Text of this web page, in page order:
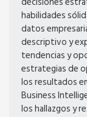
habilidades
datos
descriptivo y
tendencias y
estrategias de
los resultados
Business
los hallazgos y